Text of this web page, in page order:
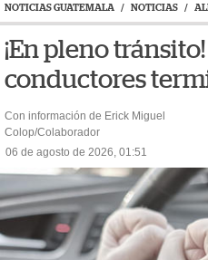
NOTICIAS GUATEMALA / NOTICIAS /
¡En pleno
conductores
Con información de Erick Miguel
Colop/Colaborador
06 de agosto de 2026, 01:51